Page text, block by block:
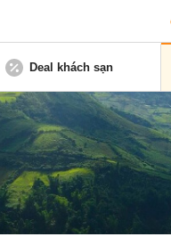
Deal khách sạn